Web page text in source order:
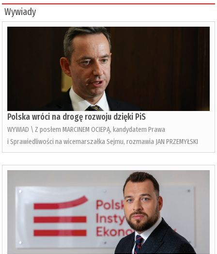
Wywiady
Polska wróci na drogę rozwoju dzięki PiS
WYWIAD \ Z posłem MARCINEM OCIEPĄ, kandydatem Prawa
i Sprawiedliwości na wicemarszałka Sejmu, rozmawia JAN PRZEMYŁSKI